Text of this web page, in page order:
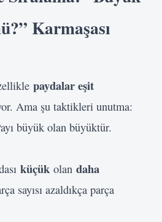
Karmaşası
paydalar eşit
Ama şu taktikleri unutma:
büyük olan büyüktür.
küçük olan daha
sayısı azaldıkça parça